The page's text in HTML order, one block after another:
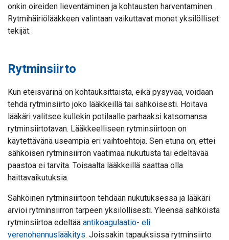
onkin oireiden lieventäminen ja kohtausten harventaminen.
Rytmihäiriölääkkeen valintaan vaikuttavat monet yksilölliset
tekijät.
Rytminsiirto
Kun eteisvärinä on kohtauksittaista, eikä pysyvää, voidaan
tehdä rytminsiirto joko lääkkeillä tai sähköisesti. Hoitava
lääkäri valitsee kullekin potilaalle parhaaksi katsomansa
rytminsiirtotavan. Lääkkeelliseen rytminsiirtoon on
käytettävänä useampia eri vaihtoehtoja. Sen etuna on, ettei
sähköisen rytminsiirron vaatimaa nukutusta tai edeltävää
paastoa ei tarvita. Toisaalta lääkkeillä saattaa olla
haittavaikutuksia.
Sähköinen rytminsiirtoon tehdään nukutuksessa ja lääkäri
arvioi rytminsiirron tarpeen yksilöllisesti. Yleensä sähköistä
rytminsiirtoa edeltää antikoagulaatio- eli
verenohennuslääkitys. Joissakin tapauksissa rytminsiirto